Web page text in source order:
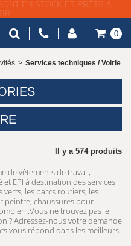
PARTIR DE 79€ HT
0
> Services techniques / Voirie
Il y a 574 produits
de vêtements de travail,
EPI à destination des services
verts, les parcs routiers, les
peintre, chaussures pour
ne trouvez pas le
? Adressez-nous votre demande
vous répond dans les meilleurs